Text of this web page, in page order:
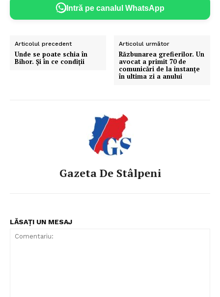
Intră pe canalul WhatsApp
Articolul precedent
Unde se poate schia în
Bihor. Și în ce condiții
Articolul următor
Răzbunarea grefierilor. Un
avocat a primit 70 de
comunicări de la instanțe
în ultima zi a anului
Gazeta De Stâlpeni
LĂSAȚI UN MESAJ